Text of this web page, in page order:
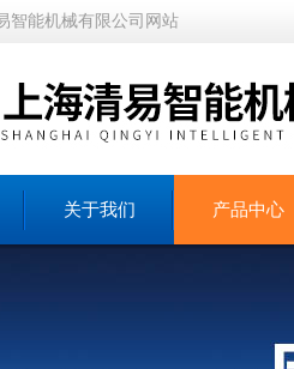
智能机械有限公司网站
关于我们 产品中心